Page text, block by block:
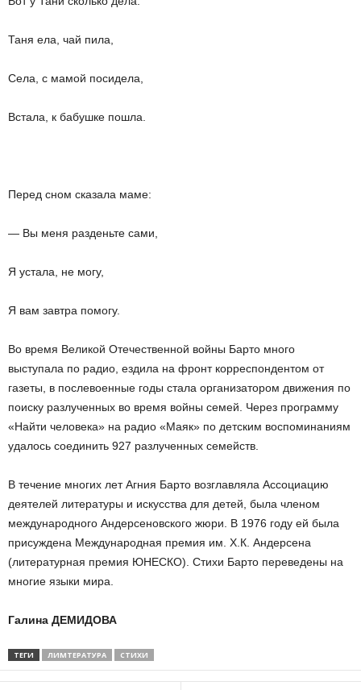
Таня ела, чай пила,
Села, с мамой посидела,
Встала, к бабушке пошла.
Перед сном сказала маме:
— Вы меня разденьте сами,
Я устала, не могу,
Я вам завтра помогу.
Во время Великой Отечественной войны Барто много
выступала по радио, ездила на фронт корреспондентом от
газеты, в послевоенные годы стала организатором движения по
поиску разлученных во время войны семей. Через программу
«Найти человека» на радио «Маяк» по детским воспоминаниям
удалось соединить 927 разлученных семейств.
В течение многих лет Агния Барто возглавляла Ассоциацию
деятелей литературы и искусства для детей, была членом
международного Андерсеновского жюри. В 1976 году ей была
присуждена Международная премия им. Х.К. Андерсена
(литературная премия ЮНЕСКО). Стихи Барто переведены на
многие языки мира.
Галина ДЕМИДОВА
ТЕГИ ЛИМТЕРАТУРА СТИХИ